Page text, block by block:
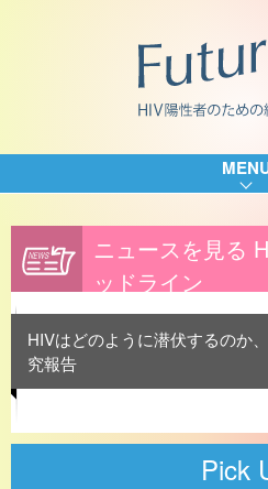
ニュースを見る
ッドライン
HIVはどのように潜伏するのか
究報告
Pick